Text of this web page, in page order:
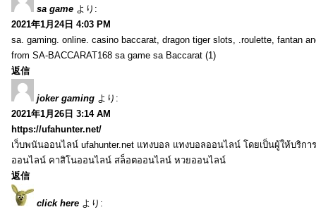
sa game より:
2021年1月24日 4:03 PM
sa. gaming. online. casino baccarat, dragon tiger slots, .roulette, fantan
from SA-BACCARAT168 sa game sa Baccarat (1)
返信
joker gaming より:
2021年1月26日 3:14 AM
https://ufahunter.net/
เว็บพนันออนไลน์ ufahunter.net แทงบอล แทงบอลออนไลน์ โดยเป็นผู้ให้บริกา
ออนไลน์ คาสิโนออนไลน์ สล็อตออนไลน์ หวยออนไลน์
返信
click here より: